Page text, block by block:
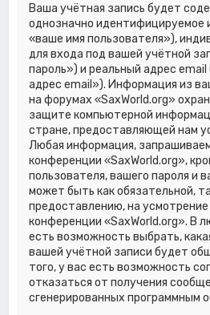
Ваша учётная запись будет
однозначно идентифицируемое
«ваше имя пользователя»),
для входа под вашей учётной
пароль») и реальный адрес
адрес email»). Информация из
на форумах «SaxWorld.org»
защите компьютерной
стране, предоставляющей нам
Любая информация,
конференции «SaxWorld.org»,
пользователя, вашего пароля и
может быть как обязательной,
предоставлению, на
конференции «SaxWorld.org». В
есть возможность выбрать,
вашей учётной записи будет
того, у вас есть возможность
отказаться от получения
сгенерированных программным